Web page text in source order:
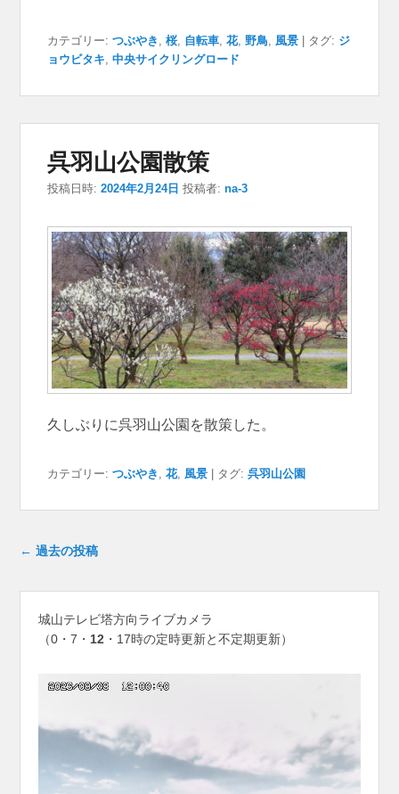
カテゴリー: つぶやき ,桜, 自転車 ,花, 野鳥 風景 タグ: ジ
ョウビタキ ,中央サイクリングロード
呉羽山公園散策
投稿日時:2024年2月24日 投稿者:na-3
久しぶりに呉羽山公園を散策した。
カテゴリー: つぶやき ,花, 風景 タグ: 呉羽山公園
投稿ナビゲーション
← 過去の投稿
城山テレビ塔方向ライブカメラ
（0・7・ 12 ・17時の定時更新と不定期更新）